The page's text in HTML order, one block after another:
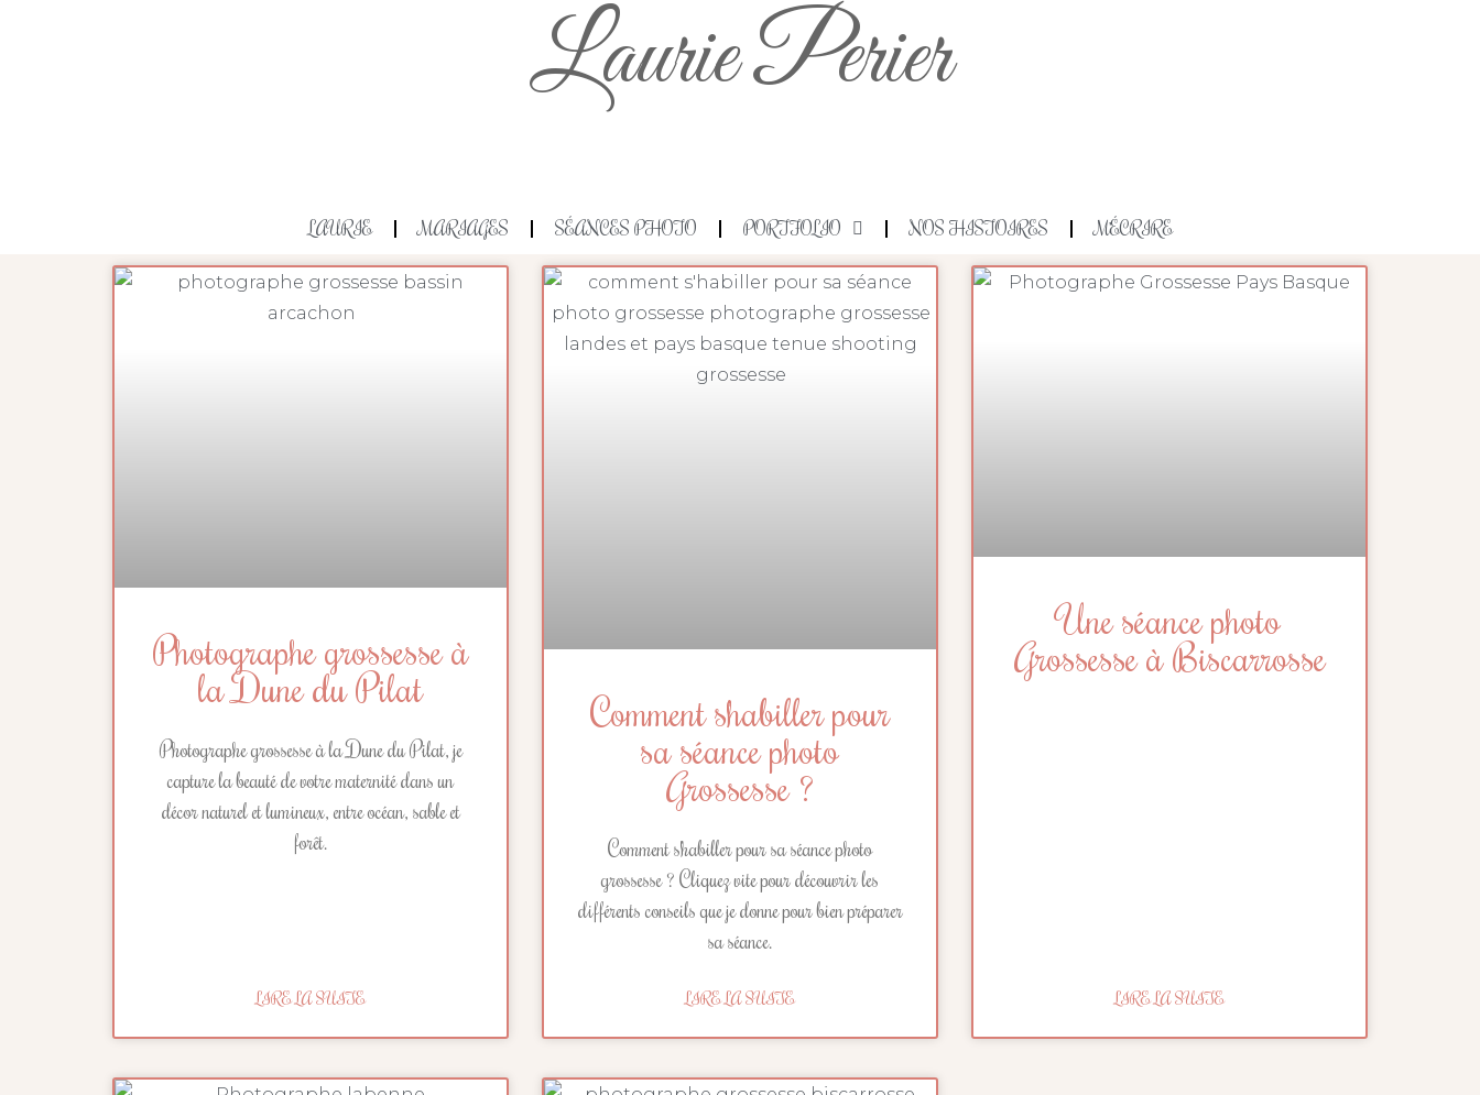
Laurie Perier
LAURIE MARIAGES SÉANCES PHOTO PORTFOLIO NOS HISTOIRES M’ÉCRIRE
Photographe grossesse à
la Dune du Pilat
Photographe grossesse à la Dune du Pilat, je
capture la beauté de votre maternité dans un
décor naturel et lumineux, entre océan, sable et
forêt.
LIRE LA SUITE
Comment s’habiller pour
sa séance photo
Grossesse ?
Comment s’habiller pour sa séance photo
grossesse ? Cliquez vite pour découvrir les
différents conseils que je donne pour bien préparer
sa séance.
LIRE LA SUITE
Une séance photo
Grossesse à Biscarrosse
LIRE LA SUITE